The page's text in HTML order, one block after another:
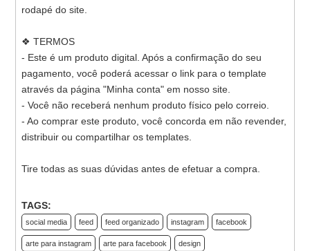
rodapé do site.
❖ TERMOS
- Este é um produto digital. Após a confirmação do seu
pagamento, você poderá acessar o link para o template
através da página "Minha conta" em nosso site.
- Você não receberá nenhum produto físico pelo correio.
- Ao comprar este produto, você concorda em não revender,
distribuir ou compartilhar os templates.
Tire todas as suas dúvidas antes de efetuar a compra.
TAGS:
social media feed feed organizado instagram facebook
arte para instagram arte para facebook design